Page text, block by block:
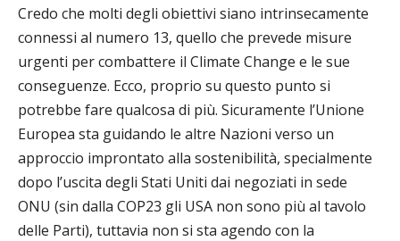
Credo che molti degli obiettivi siano intrinsecamente
connessi al numero 13, quello che prevede misure
urgenti per combattere il Climate Change e le sue
conseguenze. Ecco, proprio su questo punto si
potrebbe fare qualcosa di più. Sicuramente l’Unione
Europea sta guidando le altre Nazioni verso un
approccio improntato alla sostenibilità, specialmente
dopo l’uscita degli Stati Uniti dai negoziati in sede
ONU (sin dalla COP23 gli USA non sono più al tavolo
delle Parti), tuttavia non si sta agendo con la